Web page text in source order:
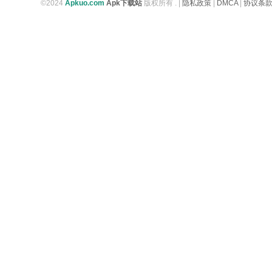
©2024Apkuo.com Apk下载站 版权所有 . 隐私政策 DMCA|协议条款